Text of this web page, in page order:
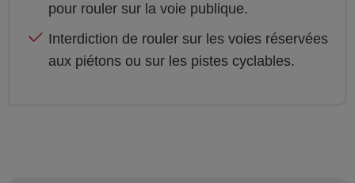
pour rouler sur la voie publique.
Interdiction de rouler sur les voies réservées
aux piétons ou sur les pistes cyclables.